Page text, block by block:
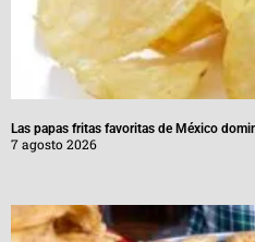
Las papas fritas favoritas de México
7 agosto 2026